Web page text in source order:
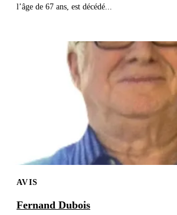
l’âge de 67 ans, est décédé...
AVIS
Fernand Dubois